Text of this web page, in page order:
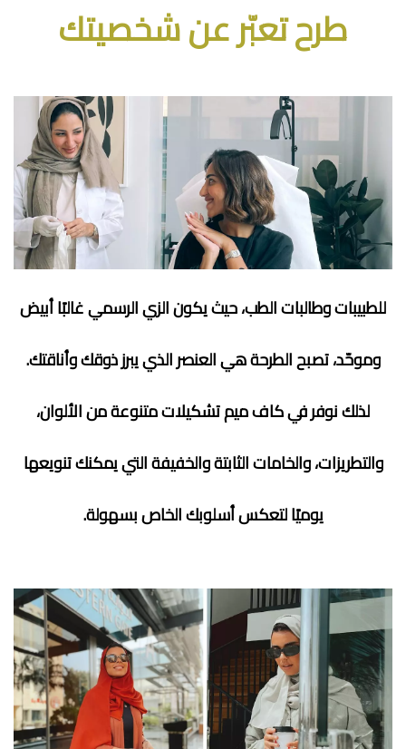
طرح تعبّر عن شخصيتك
للطبيبات وطالبات الطب، حيث يكون الزي الرسمي غالبًا أبيض
وموحّد، تصبح الطرحة هي العنصر الذي يبرز ذوقك وأناقتك.
لذلك نوفر في كاف ميم تشكيلات متنوعة من الألوان،
والتطريزات، والخامات الثابتة والخفيفة التي يمكنك تنويعها
يوميًا لتعكس أسلوبك الخاص بسهولة.